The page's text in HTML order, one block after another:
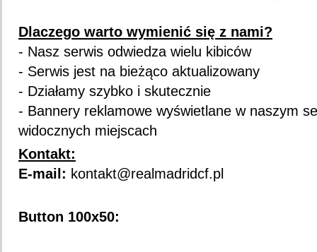
Dlaczego warto wymienić się z nami?
- Nasz serwis odwiedza wielu kibiców
- Serwis jest na bieżąco aktualizowany
- Działamy szybko i skutecznie
- Bannery reklamowe wyświetlane w naszym
widocznych miejscach
Kontakt:
E-mail: kontakt@realmadridcf.pl
Button 100x50: